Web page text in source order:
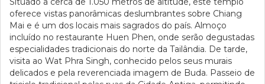
oferece vistas panorâmicas deslumbrantes sobre Chiang
Mai e é um dos locais mais sagrados do país. Almoço
incluído no restaurante Huen Phen, onde serão degustadas
especialidades tradicionais do norte da Tailândia. De tarde,
visita ao Wat Phra Singh, conhecido pelos seus murais
delicados e pela reverenciada imagem de Buda. Passeio de